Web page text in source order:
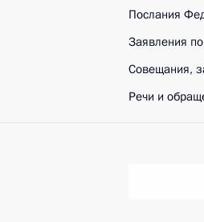
Послания
Заявления
Совещания,
Речи и